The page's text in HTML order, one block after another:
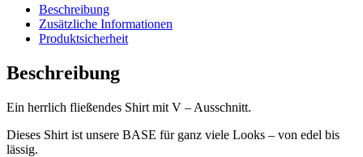
OFFWHITE
Menge
Beschreibung
Zusätzliche Informationen
Produktsicherheit
Beschreibung
Ein herrlich fließendes Shirt mit V – Ausschnitt.
Dieses Shirt ist unsere BASE für ganz viele Looks – von edel bis
lässig.